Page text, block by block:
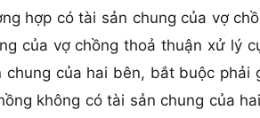
hợp có tài sản chung của vợ
của vợ chồng thoả thuận xử lý
chung của hai bên, bắt buộc
không có tài sản chung của